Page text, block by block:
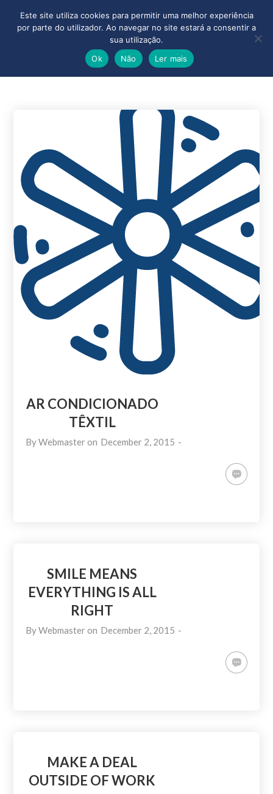
AR CONDICIONADO
TÊXTIL
ByWebmasteron December 2, 2015 -
SMILE MEANS
EVERYTHING IS ALL
RIGHT
ByWebmasteron December 2, 2015 -
MAKE A DEAL
OUTSIDE OF WORK
Este site utiliza cookies para permitir uma melhor experiência
por parte do utilizador. Ao navegar no site estará a consentir a
sua utilização.
Ok
Não Ler mais